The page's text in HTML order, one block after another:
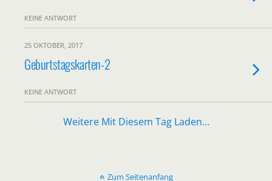
KEINE ANTWORT
25 OKTOBER, 2017
Geburtstagskarten-2
KEINE ANTWORT
Weitere Mit Diesem Tag Laden…
Zum Seitenanfang